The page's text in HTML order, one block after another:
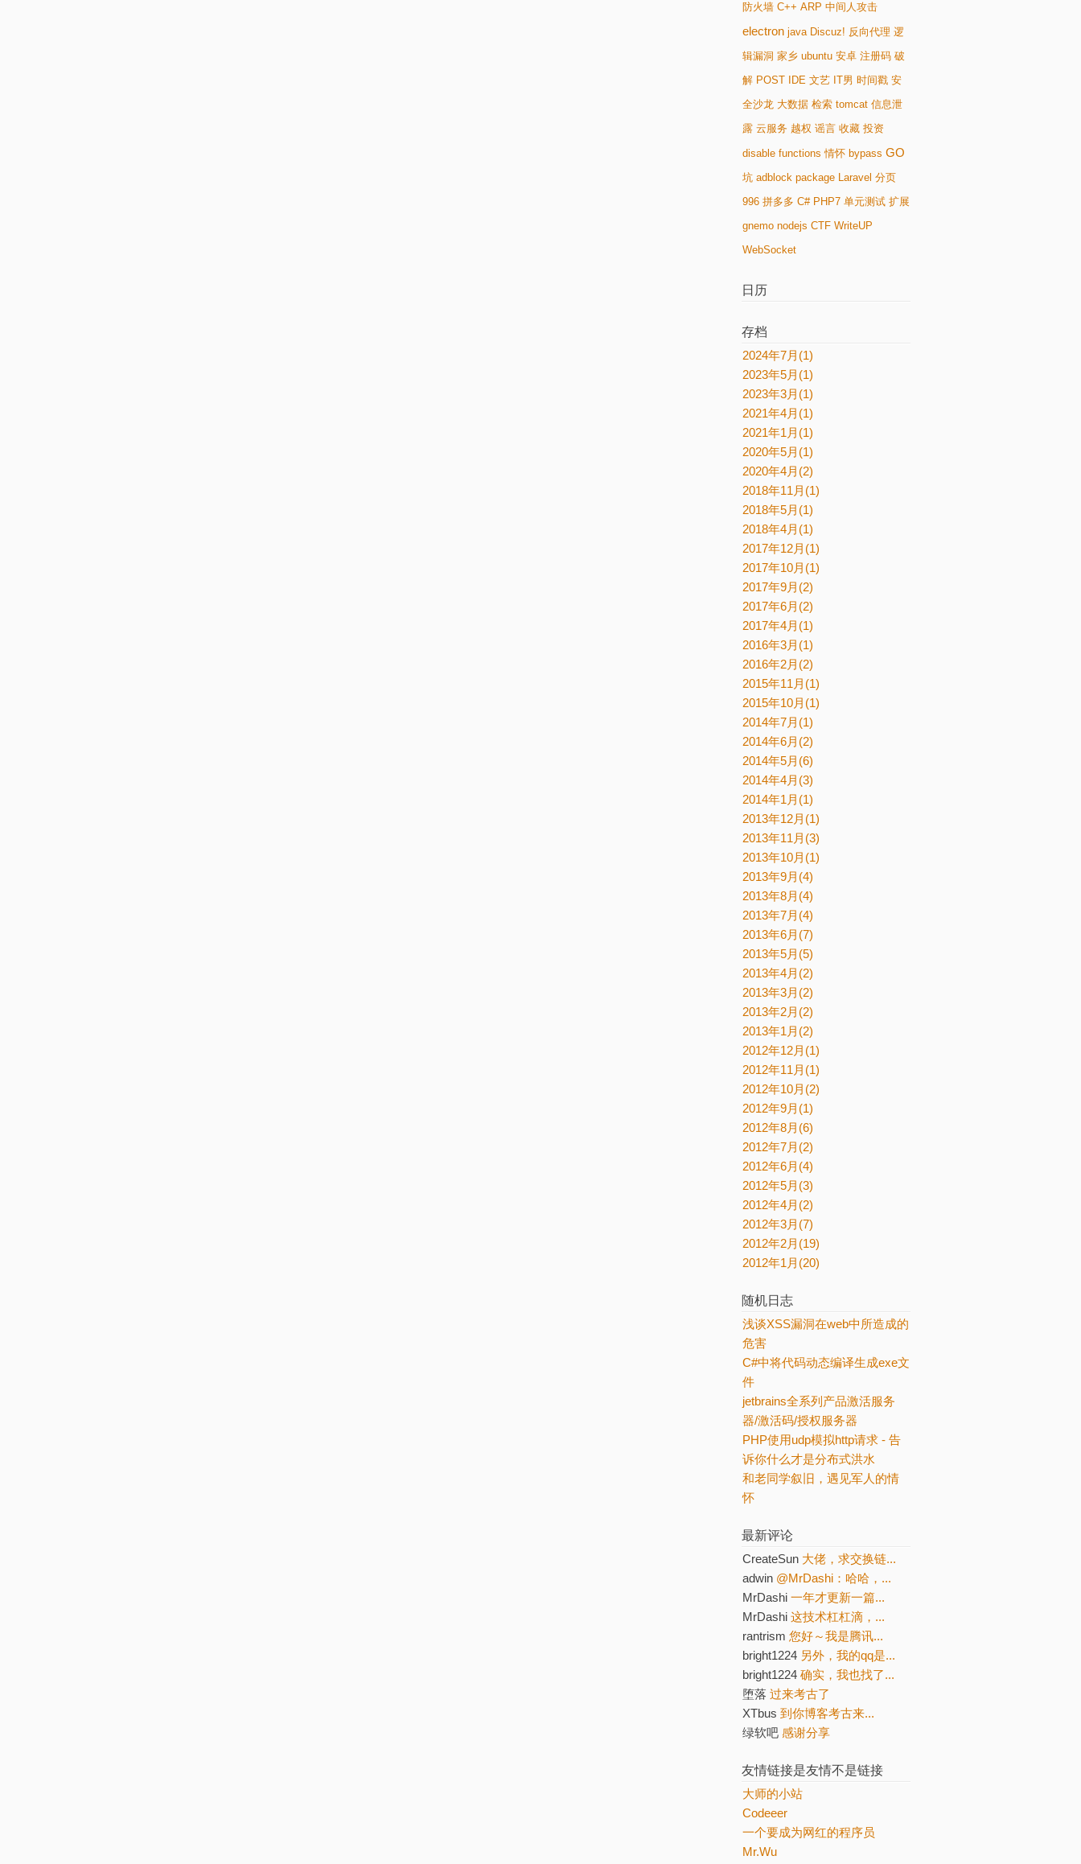
防火墙 C++ ARP 中间人攻击
electron java Discuz! 反向代理 逻
辑漏洞 家乡 ubuntu 安卓 注册码 破
解 POST IDE 文艺 IT男 时间戳 安
全沙龙 大数据 检索 tomcat 信息泄
露 云服务 越权 谣言 收藏 投资
disable functions 情怀 bypass GO
坑 adblock package Laravel 分页
996 拼多多 C# PHP7 单元测试 扩展
gnemo nodejs CTF WriteUP
WebSocket
日历
存档
2024年7月(1)
2023年5月(1)
2023年3月(1)
2021年4月(1)
2021年1月(1)
2020年5月(1)
2020年4月(2)
2018年11月(1)
2018年5月(1)
2018年4月(1)
2017年12月(1)
2017年10月(1)
2017年9月(2)
2017年6月(2)
2017年4月(1)
2016年3月(1)
2016年2月(2)
2015年11月(1)
2015年10月(1)
2014年7月(1)
2014年6月(2)
2014年5月(6)
2014年4月(3)
2014年1月(1)
2013年12月(1)
2013年11月(3)
2013年10月(1)
2013年9月(4)
2013年8月(4)
2013年7月(4)
2013年6月(7)
2013年5月(5)
2013年4月(2)
2013年3月(2)
2013年2月(2)
2013年1月(2)
2012年12月(1)
2012年11月(1)
2012年10月(2)
2012年9月(1)
2012年8月(6)
2012年7月(2)
2012年6月(4)
2012年5月(3)
2012年4月(2)
2012年3月(7)
2012年2月(19)
2012年1月(20)
随机日志
浅谈XSS漏洞在web中所造成的
危害
C#中将代码动态编译生成exe文
件
jetbrains全系列产品激活服务
器/激活码/授权服务器
PHP使用udp模拟http请求 - 告
诉你什么才是分布式洪水
和老同学叙旧，遇见军人的情
怀
最新评论
CreateSun 大佬，求交换链...
adwin @MrDashi：哈哈，...
MrDashi 一年才更新一篇...
MrDashi 这技术杠杠滴，...
rantrism 您好～我是腾讯...
bright1224 另外，我的qq是...
bright1224 确实，我也找了...
堕落 过来考古了
XTbus 到你博客考古来...
绿软吧 感谢分享
友情链接是友情不是链接
大师的小站
Codeeer
一个要成为网红的程序员
Mr.Wu